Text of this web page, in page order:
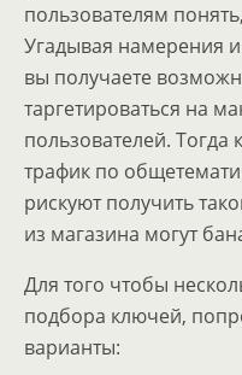
пользователям
Угадывая намерения
вы получаете
таргетироваться на
пользователей.
трафик по
рискуют получить
из магазина могут
Для того чтобы
подбора ключей,
варианты: